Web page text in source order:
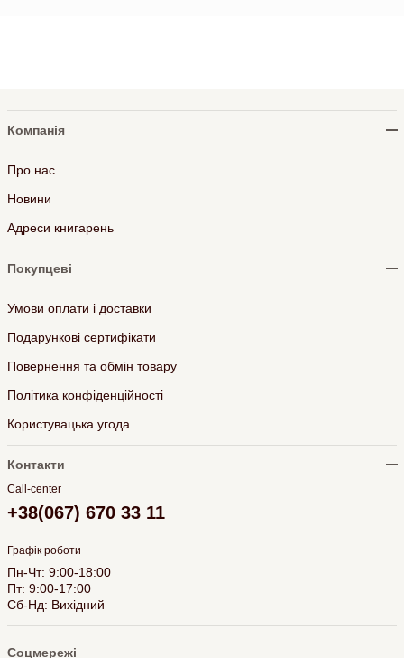
Компанія
Про нас
Новини
Адреси книгарень
Покупцеві
Умови оплати і доставки
Подарункові сертифікати
Повернення та обмін товару
Політика конфіденційності
Користувацька угода
Контакти
Call-center
+38(067) 670 33 11
Графік роботи
Пн-Чт: 9:00-18:00
Пт: 9:00-17:00
Сб-Нд: Вихідний
Соцмережі